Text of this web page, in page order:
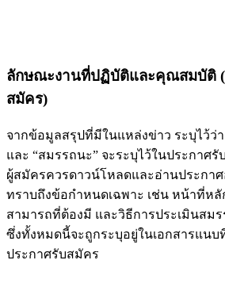
ลักษณะงานที่ปฏิบัติและคุณสมบัติ
สมัคร)
จากข้อมูลสรุปที่มีในแหล่งข่าว ระบุไว้ว่
และ “สมรรถนะ” จะระบุไว้ในประกาศ
ผู้สมัครควรดาวน์โหลดและอ่านประกาศ
ทราบถึงข้อกำหนดเฉพาะ เช่น หน้าที่ห
สามารถที่ต้องมี และวิธีการประเมินสม
ซึ่งทั้งหมดนี้จะถูกระบุอยู่ในเอกสารแน
ประกาศรับสมัคร